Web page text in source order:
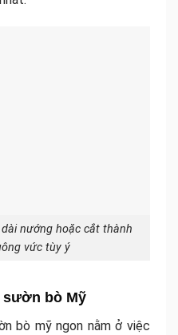
nướng hoặc cắt thành
vức tùy ý
sườn bò Mỹ
bò mỹ ngon nằm ở việc